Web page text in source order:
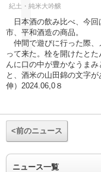
紀土・純米大吟醸
日本酒の飲み比べ、今回
市、平和酒造の商品。
仲間で遊びに行った際、
って来た。栓を開けたと
んに口の中が豊かなうま
と、酒米の山田錦の文字
伸）2024.06,0８
<前のニュース
ニュース一覧